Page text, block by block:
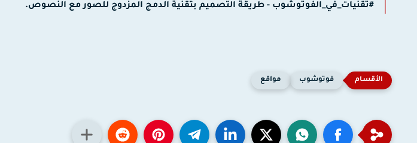
#تقنيات_في_الفوتوشوب - طريقة التصميم بتقنية الدمج المزدوج للصور مع النصوص.
فوتوشوب مواقع